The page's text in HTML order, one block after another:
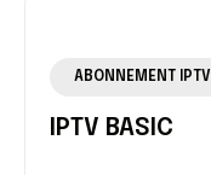
ABONNEMENT IPTV
IPTV BASIC